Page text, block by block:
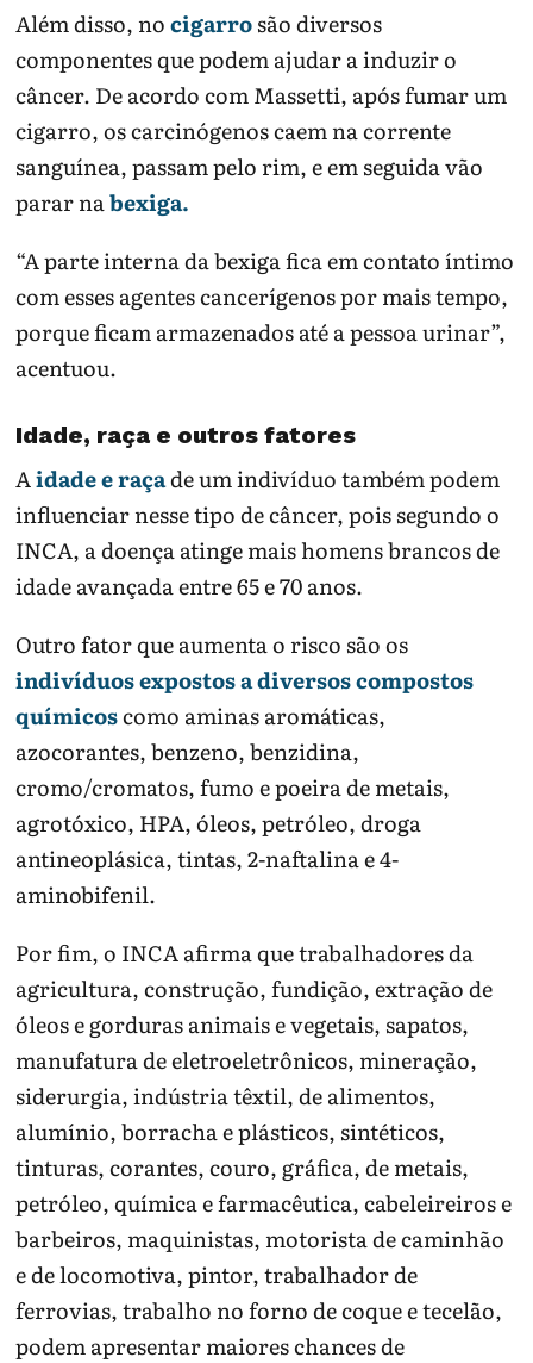
Além disso, nocigarrosão diversos
componentes que podem ajudar a induzir o
câncer. De acordo com Massetti, após fumar um
cigarro, os carcinógenos caem na corrente
sanguínea, passam pelo rim, e em seguida vão
parar nabexiga.
“A parte interna da bexiga fica em contato íntimo
com esses agentes cancerígenos por mais tempo,
porque ficam armazenados até a pessoa urinar”,
acentuou.
Idade, raça e outros fatores
Aidade e raçade um indivíduo também podem
influenciar nesse tipo de câncer, pois segundo o
INCA, a doença atinge mais homens brancos de
idade avançada entre 65 e 70 anos.
Outro fator que aumenta o risco são os
indivíduos expostos a diversos compostos
químicoscomo aminas aromáticas,
azocorantes, benzeno, benzidina,
cromo/cromatos, fumo e poeira de metais,
agrotóxico, HPA, óleos, petróleo, droga
antineoplásica, tintas, 2-naftalina e 4-
aminobifenil.
Por fim, o INCA afirma que trabalhadores da
agricultura, construção, fundição, extração de
óleos e gorduras animais e vegetais, sapatos,
manufatura de eletroeletrônicos, mineração,
siderurgia, indústria têxtil, de alimentos,
alumínio, borracha e plásticos, sintéticos,
tinturas, corantes, couro, gráfica, de metais,
petróleo, química e farmacêutica, cabeleireiros e
barbeiros, maquinistas, motorista de caminhão
e de locomotiva, pintor, trabalhador de
ferrovias, trabalho no forno de coque e tecelão,
podem apresentar maiores chances de